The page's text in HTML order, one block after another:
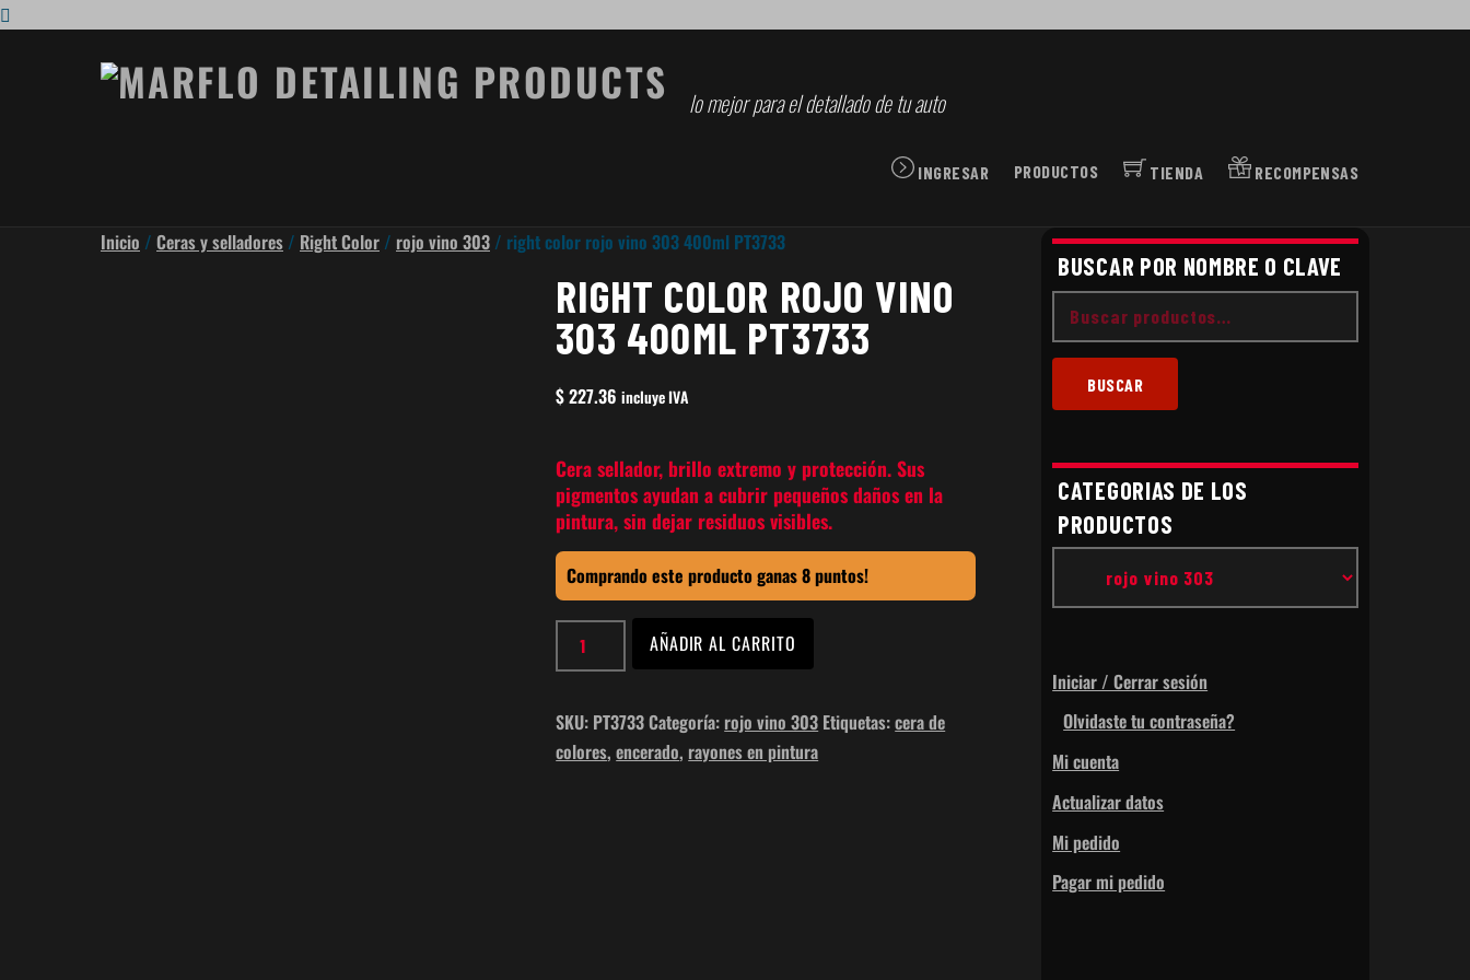
lo mejor para el detallado de tu auto
INGRESAR PRODUCTOS TIENDA RECOMPENSAS
Inicio / Ceras y selladores / Right Color / rojo vino 303 / right color rojo vino 303 400ml PT3733
RIGHT COLOR ROJO VINO
303 400ML PT3733
$227.36 incluye IVA
Cera sellador, brillo extremo y protección. Sus
pigmentos ayudan a cubrir pequeños daños en la
pintura, sin dejar residuos visibles.
Comprando este producto ganas 8 puntos!
right
color
vino
303
AÑADIR AL CARRITO
SKU: PT3733Categoría: rojo vino 303 Etiquetas:cera de
colores,encerado, rayones en pintura
BUSCAR POR NOMBRE O CLAVE
Buscar
por:
BUSCAR
CATEGORIAS DE LOS
PRODUCTOS
Iniciar / Cerrar sesión
Olvidaste tu contraseña?
Mi cuenta
Actualizar datos
Mi pedido
Pagar mi pedido